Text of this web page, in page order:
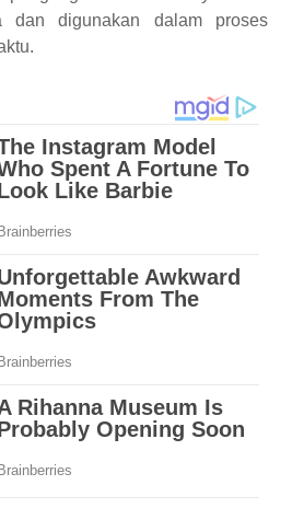
dan digunakan dalam proses